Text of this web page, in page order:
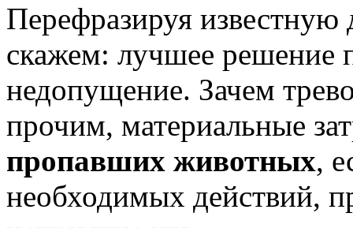
Перефразируя известную
скажем: лучшее решение
недопущение. Зачем
прочим, материальные
пропавших животных,
необходимых действий,